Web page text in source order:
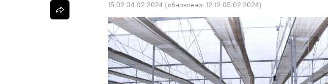
15:02 04.02.2024 (обновлено: 12:12 05.02.2024)